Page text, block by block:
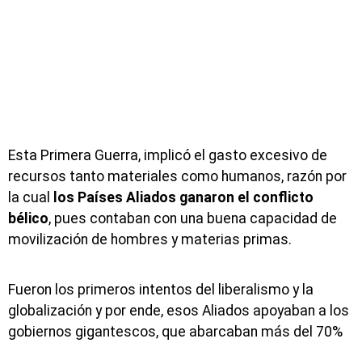
Esta Primera Guerra, implicó el gasto excesivo de
recursos tanto materiales como humanos, razón por
la cual
los Países Aliados ganaron el conflicto
bélico, pues contaban con una buena capacidad de
movilización de hombres y materias primas.
Fueron los primeros intentos del liberalismo y la
globalización y por ende, esos Aliados apoyaban a los
gobiernos gigantescos, que abarcaban más del 70%